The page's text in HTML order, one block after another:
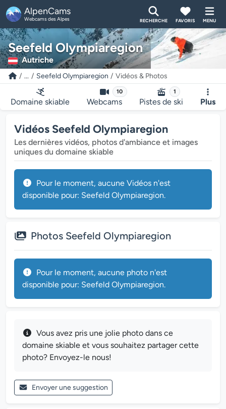
AlpenCams
Webcams des Alpes RECHERCHE FAVORIS MENU
Seefeld Olympiaregion
Autriche
... Seefeld Olympiaregion Vidéos & Photos
Domaine skiable
10
Webcams
1
Pistes de ski Plus
Vidéos Seefeld Olympiaregion
Les dernières vidéos, photos d'ambiance et images
uniques du domaine skiable
Pour le moment, aucune Vidéos n'est
disponible pour: Seefeld Olympiaregion.
Photos Seefeld Olympiaregion
Pour le moment, aucune photo n'est
disponible pour: Seefeld Olympiaregion.
Vous avez pris une jolie photo dans ce
domaine skiable et vous souhaitez partager cette
photo? Envoyez-le nous!
Envoyer une suggestion